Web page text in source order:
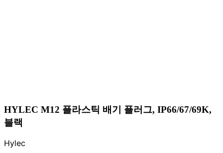
HYLEC M12 플라스틱 배기 플러그, IP66/67/69K,
블랙
Hylec